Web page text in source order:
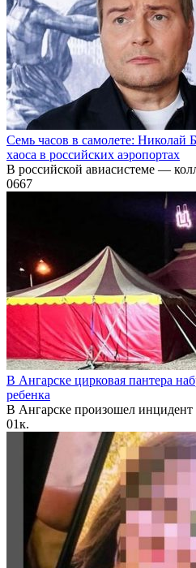
Семь часов в самолете: Николай
хаоса в российских аэропортах
В российской авиасистеме —
0667
В Ангарске цирковая пантера
ребенка
В Ангарске произошел инцидент
01к.